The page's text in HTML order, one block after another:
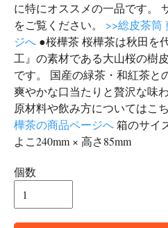
に特にオススメの一品です。
をご覧ください。 >>総皮茶筒
ジへ ●桜樺茶 桜樺茶は秋田を
工』の素材である大山桜の樹
です。 国産の緑茶・和紅茶と
爽やかな口当たりと贅沢な味
原材料や飲み方についてはこ
樺茶の商品ページへ箱のサイ
よこ240mm × 高さ85mm
個数